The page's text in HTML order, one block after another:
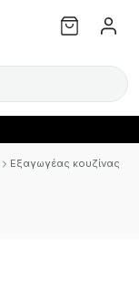
Εξαγωγέας κουζίνας